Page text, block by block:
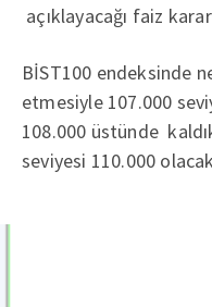
açıklayacağı faiz
BİST100 endeksinde
etmesiyle 107.000
108.000 üstünde
seviyesi 110.000